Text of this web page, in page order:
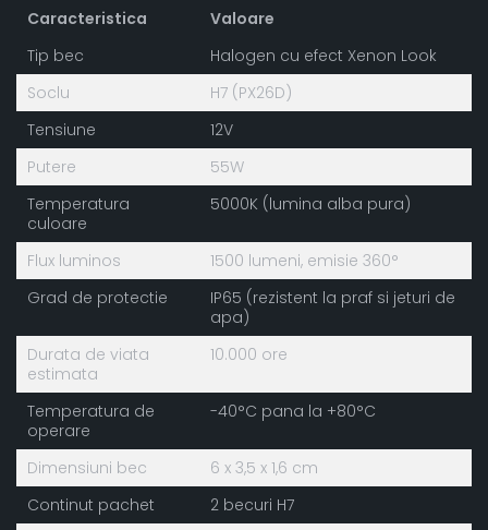
Caracteristica
Valoare
Tip bec
Halogen cu efect Xenon Look
Soclu
H7 (PX26D)
Tensiune
12V
Putere
55W
Temperatura
culoare
5000K (lumina alba pura)
Flux luminos
1500 lumeni, emisie 360°
Grad de protectie
IP65 (rezistent la praf si jeturi de
apa)
Durata de viata
estimata
10.000 ore
Temperatura de
operare
-40°C pana la +80°C
Dimensiuni bec
6 x 3,5 x 1,6 cm
Continut pachet
2 becuri H7